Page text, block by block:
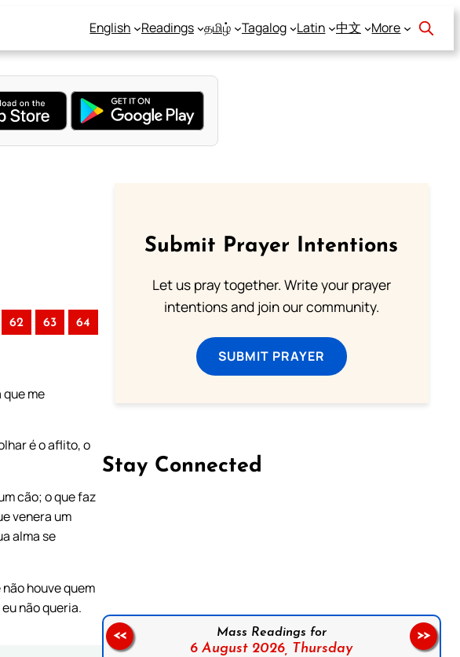
English Readings தமிழ் Tagalog Latin 中文 More
62 63 64
que me
é o aflito, o
cão; o que faz
venera um
alma se
houve quem
não queria.
Submit Prayer Intentions
Let us pray together. Write your prayer
intentions and join our community.
SUBMIT PRAYER
Stay Connected
Mass Readings for
6 August 2026, Thursday
<< >>